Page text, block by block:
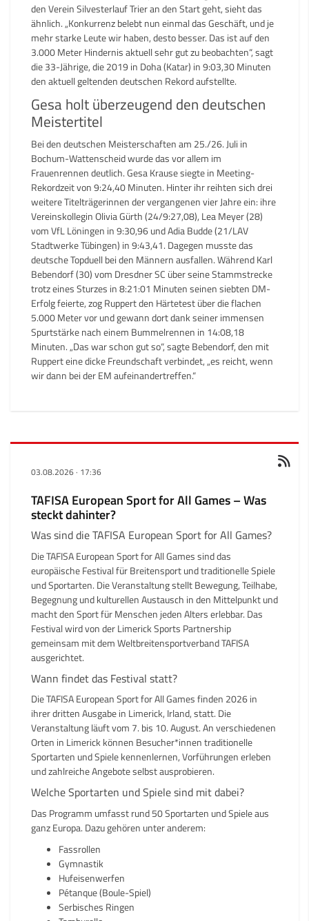
den Verein Silvesterlauf Trier an den Start geht, sieht das
ähnlich. „Konkurrenz belebt nun einmal das Geschäft, und je
mehr starke Leute wir haben, desto besser. Das ist auf den
3.000 Meter Hindernis aktuell sehr gut zu beobachten“, sagt
die 33-Jährige, die 2019 in Doha (Katar) in 9:03,30 Minuten
den aktuell geltenden deutschen Rekord aufstellte.
Gesa holt überzeugend den deutschen
Meistertitel
Bei den deutschen Meisterschaften am 25./26. Juli in
Bochum-Wattenscheid wurde das vor allem im
Frauenrennen deutlich. Gesa Krause siegte in Meeting-
Rekordzeit von 9:24,40 Minuten. Hinter ihr reihten sich drei
weitere Titelträgerinnen der vergangenen vier Jahre ein: ihre
Vereinskollegin Olivia Gürth (24/9:27,08), Lea Meyer (28)
vom VfL Löningen in 9:30,96 und Adia Budde (21/LAV
Stadtwerke Tübingen) in 9:43,41. Dagegen musste das
deutsche Topduell bei den Männern ausfallen. Während Karl
Bebendorf (30) vom Dresdner SC über seine Stammstrecke
trotz eines Sturzes in 8:21:01 Minuten seinen siebten DM-
Erfolg feierte, zog Ruppert den Härtetest über die flachen
5.000 Meter vor und gewann dort dank seiner immensen
Spurtstärke nach einem Bummelrennen in 14:08,18
Minuten. „Das war schon gut so“, sagte Bebendorf, den mit
Ruppert eine dicke Freundschaft verbindet, „es reicht, wenn
wir dann bei der EM aufeinandertreffen.“
03.08.2026· 17:36
TAFISA European Sport for All Games – Was
steckt dahinter?
Was sind die TAFISA European Sport for All Games?
Die TAFISA European Sport for All Games sind das
europäische Festival für Breitensport und traditionelle Spiele
und Sportarten. Die Veranstaltung stellt Bewegung, Teilhabe,
Begegnung und kulturellen Austausch in den Mittelpunkt und
macht den Sport für Menschen jeden Alters erlebbar. Das
Festival wird von der Limerick Sports Partnership
gemeinsam mit dem Weltbreitensportverband TAFISA
ausgerichtet.
Wann findet das Festival statt?
Die TAFISA European Sport for All Games finden 2026 in
ihrer dritten Ausgabe in Limerick, Irland, statt. Die
Veranstaltung läuft vom 7. bis 10. August. An verschiedenen
Orten in Limerick können Besucher*innen traditionelle
Sportarten und Spiele kennenlernen, Vorführungen erleben
und zahlreiche Angebote selbst ausprobieren.
Welche Sportarten und Spiele sind mit dabei?
Das Programm umfasst rund 50 Sportarten und Spiele aus
ganz Europa. Dazu gehören unter anderem:
Fassrollen
Gymnastik
Hufeisenwerfen
Pétanque (Boule-Spiel)
Serbisches Ringen